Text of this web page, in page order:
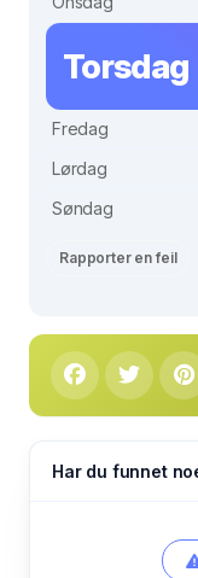
Torsdag
Fredag
Lørdag
Søndag
Rapporter en feil
Har du funnet